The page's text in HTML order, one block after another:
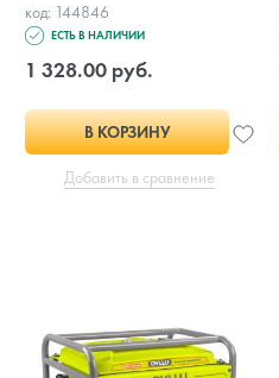
код: 144846
ЕСТЬ В НАЛИЧИИ
1 328.00 руб.
В КОРЗИНУ
Добавить в сравнение